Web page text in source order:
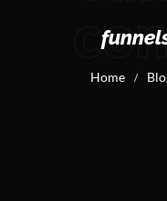
Home /